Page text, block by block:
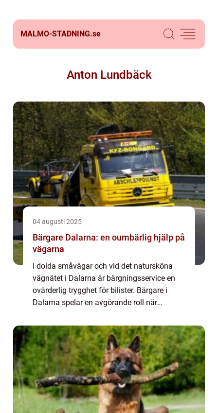
MALMO-STADNING.se
Anton Lundbäck
04 augusti 2025
Bärgare Dalarna: en oumbärlig hjälp på
vägarna
I dolda småvägar och vid det natursköna
vägnätet i Dalarna är bärgningsservice en
ovärderlig trygghet för bilister. Bärgare i
Dalarna spelar en avgörande roll när